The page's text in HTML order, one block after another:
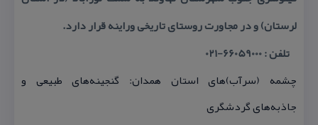
لرستان) و در مجاورت روستای تاریخی وراینه قرار دارد.
تلفن : 66059000-021
چشمه (سرآب)‌های استان همدان: گنجینه‌های طبیعی و
جاذبه‌های گردشگری